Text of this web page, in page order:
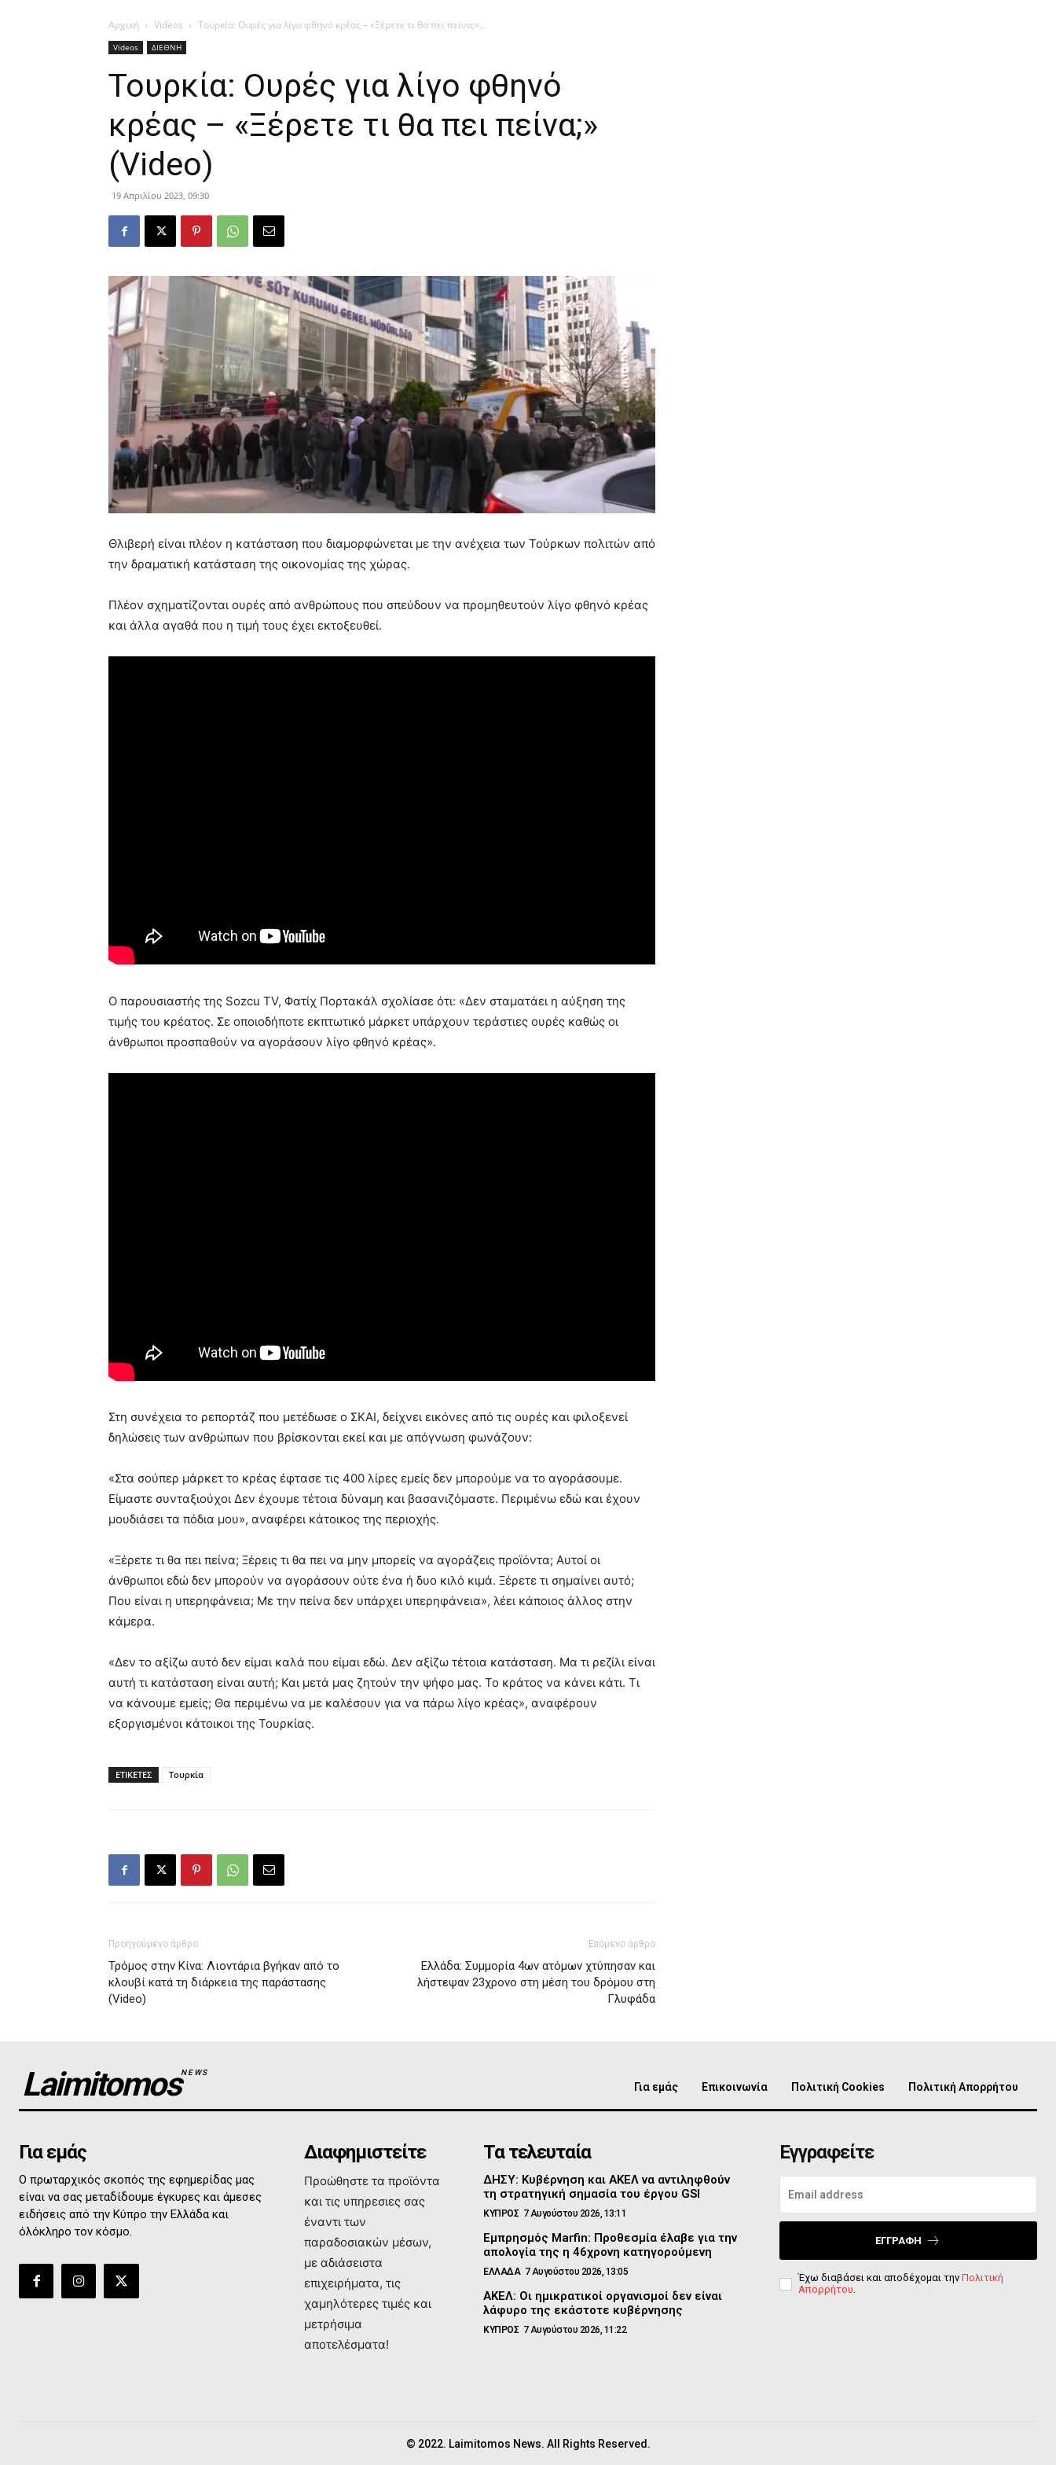
Αρχική Videos Τουρκία: Ουρές για λίγο φθηνό κρέας – «Ξέρετε τι θα πει πείνα;»...
Videos ΔΙΕΘΝΗ
Τουρκία: Ουρές για λίγο φθηνό
κρέας – «Ξέρετε τι θα πει πείνα;»
(Video)
19 Απριλίου 2023, 09:30
Θλιβερή είναι πλέον η κατάσταση που διαμορφώνεται με την ανέχεια των Τούρκων πολιτών από
την δραματική κατάσταση της οικονομίας της χώρας.
Πλέον σχηματίζονται ουρές από ανθρώπους που σπεύδουν να προμηθευτούν λίγο φθηνό κρέας
και άλλα αγαθά που η τιμή τους έχει εκτοξευθεί.
Ο παρουσιαστής της Sozcu TV, Φατίχ Πορτακάλ σχολίασε ότι: «Δεν σταματάει η αύξηση της
τιμής του κρέατος. Σε οποιοδήποτε εκπτωτικό μάρκετ υπάρχουν τεράστιες ουρές καθώς οι
άνθρωποι προσπαθούν να αγοράσουν λίγο φθηνό κρέας».
Στη συνέχεια το ρεπορτάζ που μετέδωσε ο ΣΚΑΙ, δείχνει εικόνες από τις ουρές και φιλοξενεί
δηλώσεις των ανθρώπων που βρίσκονται εκεί και με απόγνωση φωνάζουν:
«Στα σούπερ μάρκετ το κρέας έφτασε τις 400 λίρες εμείς δεν μπορούμε να το αγοράσουμε.
Είμαστε συνταξιούχοι Δεν έχουμε τέτοια δύναμη και βασανιζόμαστε. Περιμένω εδώ και έχουν
μουδιάσει τα πόδια μου», αναφέρει κάτοικος της περιοχής.
«Ξέρετε τι θα πει πείνα; Ξέρεις τι θα πει να μην μπορείς να αγοράζεις προϊόντα; Αυτοί οι
άνθρωποι εδώ δεν μπορούν να αγοράσουν ούτε ένα ή δυο κιλό κιμά. Ξέρετε τι σημαίνει αυτό;
Που είναι η υπερηφάνεια; Με την πείνα δεν υπάρχει υπερηφάνεια», λέει κάποιος άλλος στην
κάμερα.
«Δεν το αξίζω αυτό δεν είμαι καλά που είμαι εδώ. Δεν αξίζω τέτοια κατάσταση. Μα τι ρεζίλι είναι
αυτή τι κατάσταση είναι αυτή; Και μετά μας ζητούν την ψήφο μας. Το κράτος να κάνει κάτι. Τι
να κάνουμε εμείς; Θα περιμένω να με καλέσουν για να πάρω λίγο κρέας», αναφέρουν
εξοργισμένοι κάτοικοι της Τουρκίας.
ΕΤΙΚΕΤΕΣ Τουρκία
Προηγούμενο άρθρο
Τρόμος στην Κίνα: Λιοντάρια βγήκαν από το
κλουβί κατά τη διάρκεια της παράστασης
(Video)
Επόμενο άρθρο
Eλλάδα: Συμμορία 4ων ατόμων χτύπησαν και
λήστεψαν 23χρονο στη μέση του δρόμου στη
Γλυφάδα
LaimitomosNEWS
Για εμάς Επικοινωνία Πολιτική Cookies Πολιτική Απορρήτου
Για εμάς
Ο πρωταρχικός σκοπός της εφημερίδας μας
είναι να σας μεταδίδουμε έγκυρες και άμεσες
ειδήσεις από την Κύπρο την Ελλάδα και
όλόκληρο τον κόσμο.
Διαφημιστείτε
Προώθηστε τα προϊόντα
και τις υπηρεσιες σας
έναντι των
παραδοσιακών μέσων,
με αδιάσειστα
επιχειρήματα, τις
χαμηλότερες τιμές και
μετρήσιμα
αποτελέσματα!
Τα τελευταία
ΔΗΣΥ: Κυβέρνηση και ΑΚΕΛ να αντιληφθούν
τη στρατηγική σημασία του έργου GSI
ΚΥΠΡΟΣ 7 Αυγούστου 2026, 13:11
Εμπρησμός Marfin: Προθεσμία έλαβε για την
απολογία της η 46χρονη κατηγορούμενη
ΕΛΛΑΔΑ 7 Αυγούστου 2026, 13:05
ΑΚΕΛ: Οι ημικρατικοί οργανισμοί δεν είναι
λάφυρο της εκάστοτε κυβέρνησης
ΚΥΠΡΟΣ 7 Αυγούστου 2026, 11:22
Εγγραφείτε
ΕΓΓΡΑΦΉ
Έχω διαβάσει και αποδέχομαι την Πολιτική
Απορρήτου.
© 2022. Laimitomos News. All Rights Reserved.